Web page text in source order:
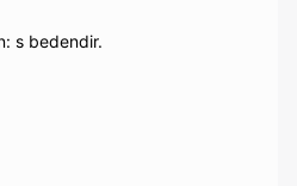
s bedendir.